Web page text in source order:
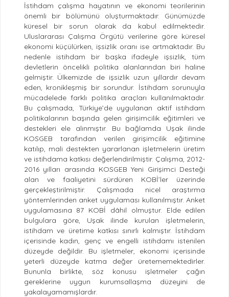
İstihdam çalışma hayatının ve ekonomi teorilerinin
önemli bir bölümünü oluşturmaktadır. Günümüzde
küresel bir sorun olarak da kabul edilmektedir.
Uluslararası Çalışma Örgütü verilerine göre küresel
ekonomi küçülürken, işsizlik oranı ise artmaktadır. Bu
nedenle istihdam bir başka ifadeyle işsizlik, tüm
devletlerin öncelikli politika alanlarından biri haline
gelmiştir. Ülkemizde de işsizlik uzun yıllardır devam
eden, kronikleşmiş bir sorundur. İstihdam sorunuyla
mücadelede farklı politika araçları kullanılmaktadır.
Bu çalışmada, Türkiye’de uygulanan aktif istihdam
politikalarının başında gelen girişimcilik eğitimleri ve
destekleri ele alınmıştır. Bu bağlamda Uşak ilinde
KOSGEB tarafından verilen girişimcilik eğitimine
katılıp, mali destekten yararlanan işletmelerin üretim
ve istihdama katkısı değerlendirilmiştir. Çalışma, 2012-
2016 yılları arasında KOSGEB Yeni Girişimci Desteği
alan ve faaliyetini sürdüren KOBİ’ler üzerinde
gerçekleştirilmiştir. Çalışmada nicel araştırma
yöntemlerinden anket uygulaması kullanılmıştır. Anket
uygulamasına 87 KOBİ dâhil olmuştur. Elde edilen
bulgulara göre, Uşak ilinde kurulan işletmelerin,
istihdam ve üretime katkısı sınırlı kalmıştır. İstihdam
içerisinde kadın, genç ve engelli istihdamı istenilen
düzeyde değildir. Bu işletmeler, ekonomi içerisinde
yeterli düzeyde katma değer üretememektedirler.
Bununla birlikte, söz konusu işletmeler çağın
gereklerine uygun kurumsallaşma düzeyini de
yakalayamamışlardır.